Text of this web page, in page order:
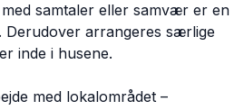
samtaler eller samvær er en
Derudover arrangeres særlige
inde i husene.
med lokalområdet –